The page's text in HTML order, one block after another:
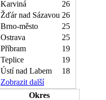
Karviná
26
Žďár nad Sázavou 26
Brno-město
25
Ostrava
25
Příbram
19
Teplice
19
Ústí nad Labem
18
Zobrazit další
Okres